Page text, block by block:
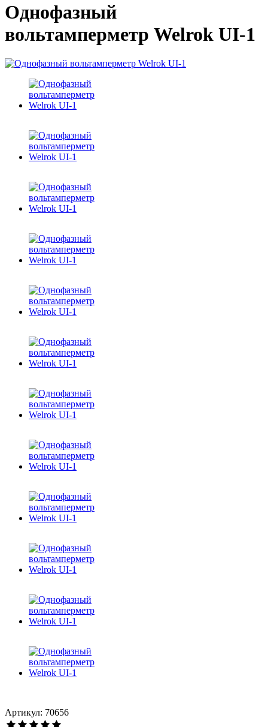
Однофазный
вольтамперметр Welrok UI-1
Артикул: 70656